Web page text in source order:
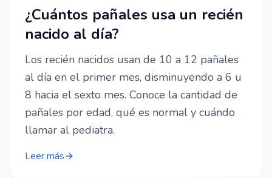
¿Cuántos pañales usa un recién
nacido al día?
Los recién nacidos usan de 10 a 12 pañales
al día en el primer mes, disminuyendo a 6 u
8 hacia el sexto mes. Conoce la cantidad de
pañales por edad, qué es normal y cuándo
llamar al pediatra.
Leer más